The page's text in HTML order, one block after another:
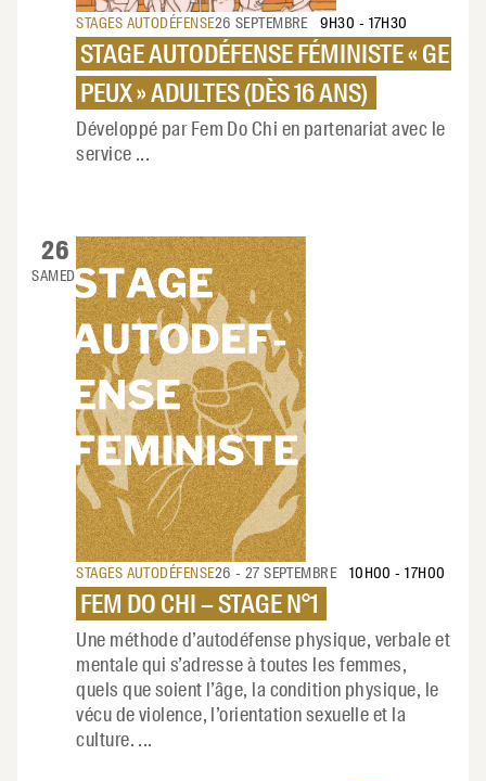
STAGES AUTODÉFENSE26 SEPTEMBRE 9H30 - 17H30
STAGE AUTODÉFENSE FÉMINISTE « GE
PEUX » ADULTES (DÈS 16 ANS)
Développé par Fem Do Chi en partenariat avec le
service ...
26
SAMEDI
STAGES AUTODÉFENSE26 - 27 SEPTEMBRE 10H00 -17H00
FEM DO CHI – STAGE N°1
Une méthode d’autodéfense physique, verbale et
mentale qui s’adresse à toutes les femmes,
quels que soient l’âge, la condition physique, le
vécu de violence, l’orientation sexuelle et la
culture. ...